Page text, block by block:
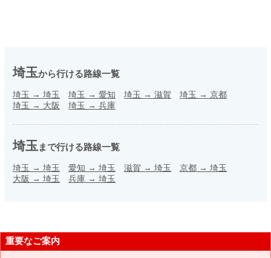
埼玉から行ける路線一覧
埼玉 → 埼玉 埼玉 → 愛知 埼玉 → 滋賀 埼玉 → 京都
埼玉 → 大阪 埼玉 → 兵庫
埼玉 まで行ける路線一覧
埼玉 → 埼玉 愛知 → 埼玉 滋賀 → 埼玉 京都 → 埼玉
大阪 → 埼玉 兵庫 → 埼玉
重要なご案内